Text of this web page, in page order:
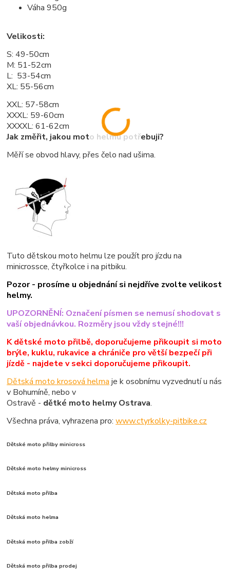
Váha 950g
Velikosti:
S: 49-50cm
M: 51-52cm
L: 53-54cm
XL: 55-56cm
XXL: 57-58cm
XXXL: 59-60cm
XXXXL: 61-62cm
Jak změřit, jakou moto helmu potřebuji?
Měří se obvod hlavy, přes čelo nad ušima.
Tuto dětskou moto helmu lze použít pro jízdu na
minicrossce, čtyřkolce i na pitbiku.
Pozor - prosíme u objednání si nejdříve zvolte velikost
helmy.
UPOZORNĚNÍ: Označení písmen se nemusí shodovat s
vaší objednávkou. Rozměry jsou vždy stejné!!!
K dětské moto přilbě, doporučujeme přikoupit si moto
brýle, kuklu, rukavice a chrániče pro větší bezpečí při
jízdě - najdete v sekci doporučujeme přikoupit.
Dětská moto krosová helma je k osobnímu vyzvednutí u nás
v Bohumíně, nebo v
Ostravě - dětké moto helmy Ostrava.
Všechna práva, vyhrazena pro:www.ctyrkolky-pitbike.cz
Dětské moto přilby minicross
Dětské moto helmy minicross
Dětská moto přilba
Dětská moto helma
Dětská moto přilba zobží
Dětská moto přilba prodej